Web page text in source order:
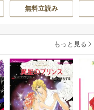
意外と楽しい新生
活
ぶち
無料立読み
もっと見る